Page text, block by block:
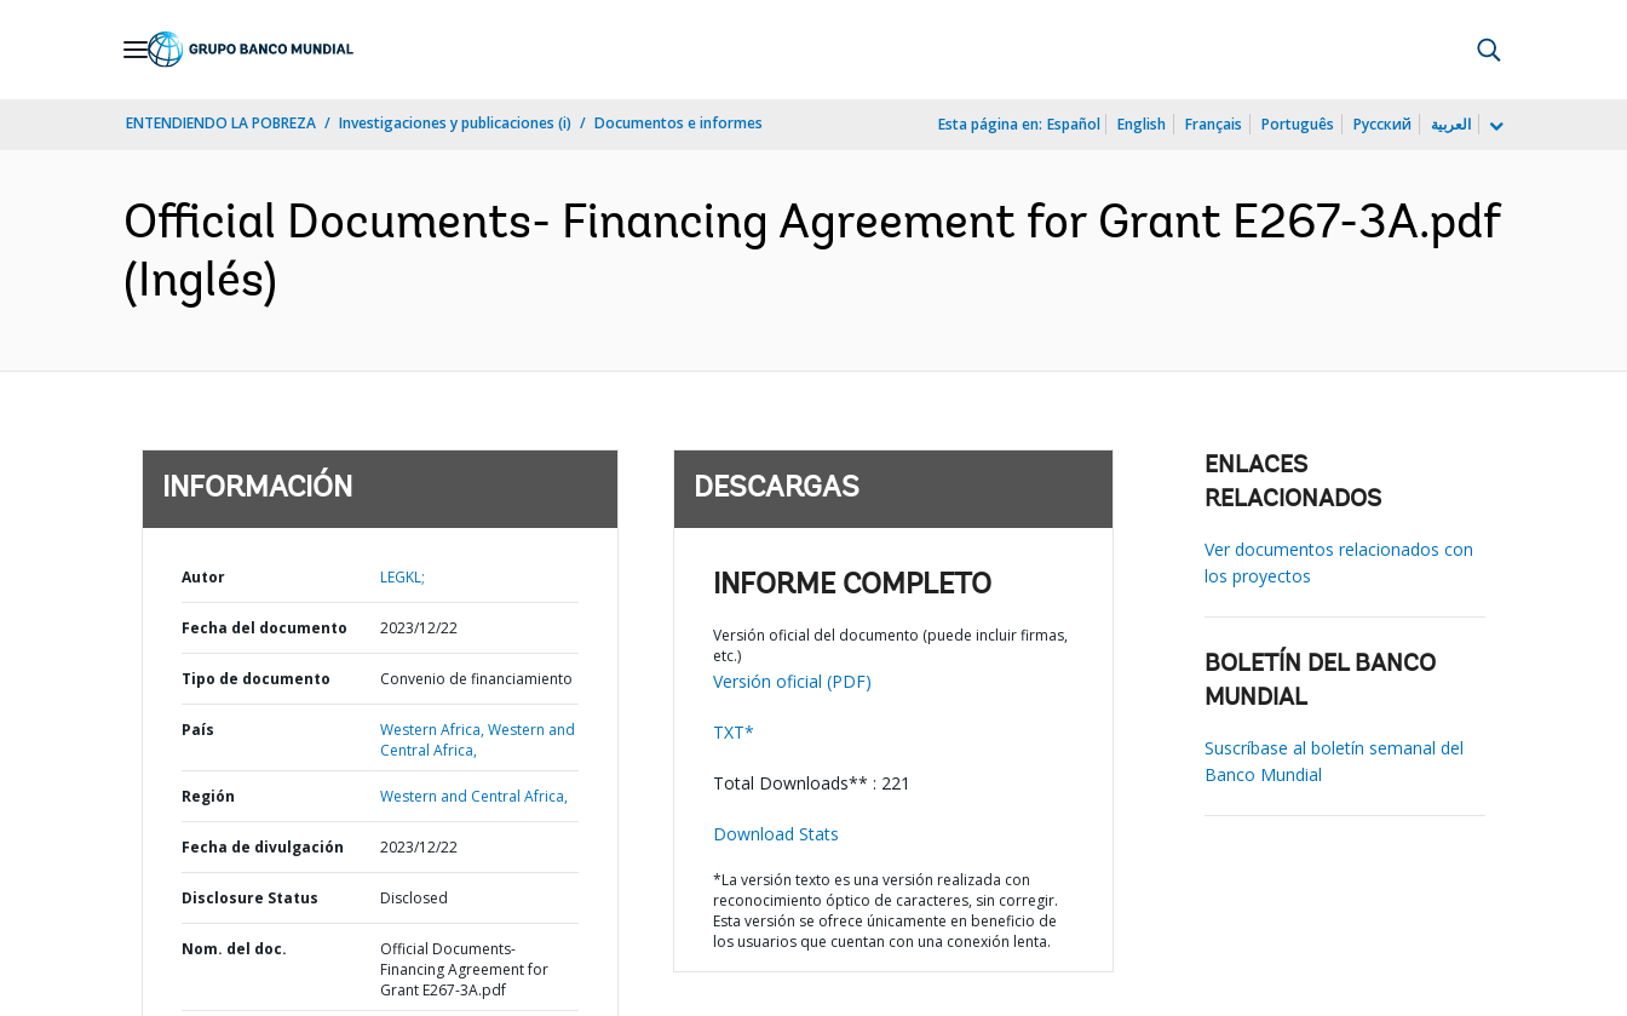
ENTENDIENDO LA POBREZA Investigaciones y publicaciones (i) Documentos e informes Esta página en: Español English Français Português Русский العربية
Official Documents- Financing Agreement for Grant E267-3A.pdf
(Inglés)
INFORMACIÓN
Autor LEGKL;
Fecha del documento 2023/12/22
Tipo de documento Convenio de financiamiento
País Western Africa,Western and
Central Africa,
Región Western and Central Africa,
Fecha de divulgación 2023/12/22
Disclosure Status Disclosed
Nom. del doc.
Official Documents-
Financing Agreement for
Grant E267-3A.pdf
DESCARGAS
INFORME COMPLETO
Versión oficial del documento (puede incluir firmas,
etc.)
Versión oficial (PDF)
TXT*
Total Downloads** : 221
Download Stats
*La versión texto es una versión realizada con
reconocimiento óptico de caracteres, sin corregir.
Esta versión se ofrece únicamente en beneficio de
los usuarios que cuentan con una conexión lenta.
ENLACES
RELACIONADOS
Ver documentos relacionados con
los proyectos
BOLETÍN DEL BANCO
MUNDIAL
Suscríbase al boletín semanal del
Banco Mundial